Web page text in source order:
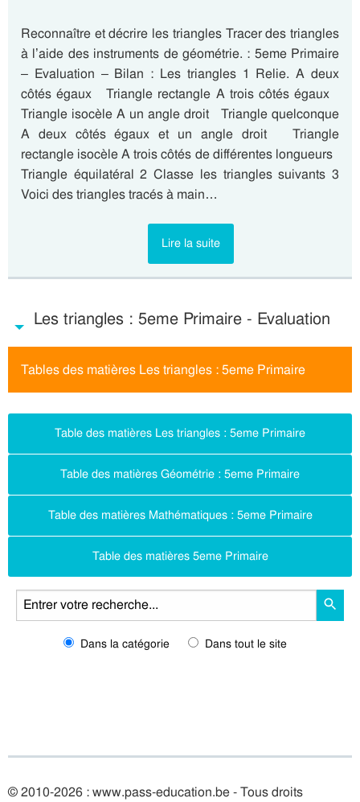
Reconnaître et décrire les triangles Tracer des triangles
à l’aide des instruments de géométrie. : 5eme Primaire
– Evaluation – Bilan : Les triangles 1 Relie. A deux
côtés égaux   Triangle rectangle A trois côtés égaux  
Triangle isocèle A un angle droit   Triangle quelconque
A deux côtés égaux et un angle droit   Triangle
rectangle isocèle A trois côtés de différentes longueurs  
Triangle équilatéral 2 Classe les triangles suivants 3
Voici des triangles tracés à main…
Lire la suite
Les triangles : 5eme Primaire - Evaluation
Tables des matières Les triangles : 5eme Primaire
Table des matières Les triangles : 5eme Primaire
Table des matières Géométrie : 5eme Primaire
Table des matières Mathématiques : 5eme Primaire
Table des matières 5eme Primaire
Dans la catégorie Dans tout le site
© 2010-2026 : www.pass-education.be - Tous droits